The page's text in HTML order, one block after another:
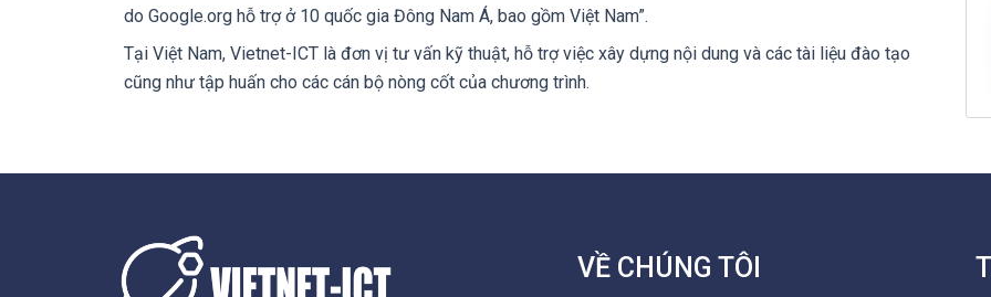
do Google.org hỗ trợ ở 10 quốc gia Đông Nam Á, bao gồm Việt Nam”.
Tại Việt Nam, Vietnet-ICT là đơn vị tư vấn kỹ thuật, hỗ trợ việc xây dựng nội dung và các tài liệu đào tạo
cũng như tập huấn cho các cán bộ nòng cốt của chương trình.
VỀ CHÚNG TÔI